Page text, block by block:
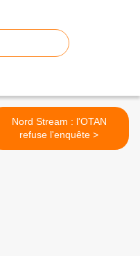
Nord Stream : l'OTAN
refuse l'enquête >